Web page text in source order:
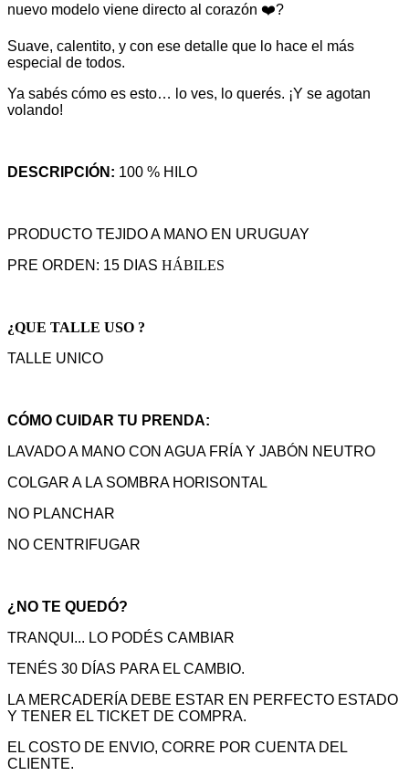
nuevo modelo viene directo al corazón ❤️‍?
Suave, calentito, y con ese detalle que lo hace el más
especial de todos.
Ya sabés cómo es esto… lo ves, lo querés. ¡Y se agotan
volando!
DESCRIPCIÓN: 100 % HILO
PRODUCTO TEJIDO A MANO EN URUGUAY
PRE ORDEN: 15 DIAS HÁBILES
¿QUE TALLE USO ?
TALLE UNICO
CÓMO CUIDAR TU PRENDA:
LAVADO A MANO CON AGUA FRÍA Y JABÓN NEUTRO
COLGAR A LA SOMBRA HORISONTAL
NO PLANCHAR
NO CENTRIFUGAR
¿NO TE QUEDÓ?
TRANQUI... LO PODÉS CAMBIAR
TENÉS 30 DÍAS PARA EL CAMBIO.
LA MERCADERÍA DEBE ESTAR EN PERFECTO ESTADO
Y TENER EL TICKET DE COMPRA.
EL COSTO DE ENVIO, CORRE POR CUENTA DEL
CLIENTE.